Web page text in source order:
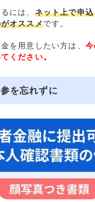
には、 ネット上で申
オススメです。
を用意したい方は、
ください。
を忘れずに